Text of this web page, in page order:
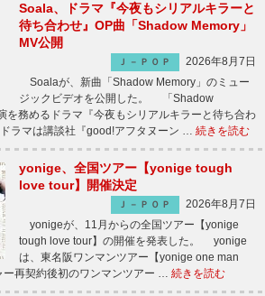
Soala、ドラマ『今夜もシリアルキラーと
待ち合わせ』OP曲「Shadow Memory」
MV公開
Ｊ－ＰＯＰ
2026年8月7日
Soalaが、新曲「Shadow Memory」のミュー
ジックビデオを公開した。 「Shadow
を務めるドラマ『今夜もシリアルキラーと待ち合わ
ラマは講談社『good!アフタヌーン … 続きを読む
yonige、全国ツアー【yonige tough
love tour】開催決定
Ｊ－ＰＯＰ
2026年8月7日
yonigeが、11月からの全国ツアー【yonige
tough love tour】の開催を発表した。 yonige
は、東名阪ワンマンツアー【yonige one man
再契約後初のワンマンツアー … 続きを読む